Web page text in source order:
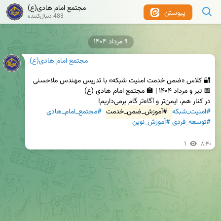
پیوستن مجتمع امام هادی(ع)
483 دنبال‌کننده
مجتمع امام هادی(ع)
در کنار هم، ایمن‌تر و آگاه‌تر گام برمی‌داریم!
#امنیت_شبکه #آموزش_ضمن_خدمت #مجتمع_امام_هادی
#توسعه_فردی#آموزش_نوین
1 ۸:۴۰
۹ مرداد ۱۴۰۴